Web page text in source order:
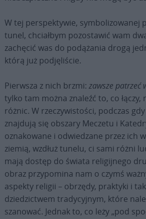
W tej perspektywie, symbolizowanej
tunel, chciałbym pozostawić wam
zachęcić was do podążania drogą
którą już podjęliście.
Pierwsza z nich brzmi: zawsze patrzeć
tylko tam można znaleźć to, co łączy,
różnic. W rzeczywistości, podczas
znajdują się obszary Meczetu i
oznakowane i odwiedzane przez ich
ziemią, wzdłuż tunelu, ci sami różni
mają dostęp do świata religijnego
obraz przypomina nam o czymś
aspekty religii – obrzędy, praktyki i
dziedzictwem tradycyjnym, które
szanować. Jednak to, co leży „pod